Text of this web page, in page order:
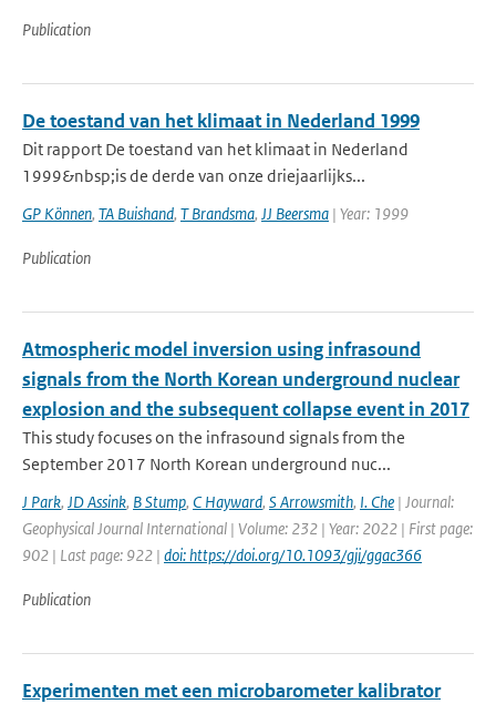
Publication
De toestand van het klimaat in Nederland 1999
Dit rapport De toestand van het klimaat in Nederland
1999&nbsp;is de derde van onze driejaarlijks...
GP Können, TA Buishand, T Brandsma, JJ Beersma | Year: 1999
Publication
Atmospheric model inversion using infrasound
signals from the North Korean underground nuclear
explosion and the subsequent collapse event in 2017
This study focuses on the infrasound signals from the
September 2017 North Korean underground nuc...
J Park, JD Assink, B Stump, C Hayward, S Arrowsmith, I. Che | Journal:
Geophysical Journal International | Volume: 232 | Year: 2022 | First page:
902 | Last page: 922 | doi: https://doi.org/10.1093/gji/ggac366
Publication
Experimenten met een microbarometer kalibrator